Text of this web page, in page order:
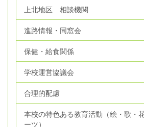
上北地区 相談機関
進路情報・同窓会
保健・給食関係
学校運営協議会
合理的配慮
本校の特色ある教育活動（絵・歌・
ーツ）